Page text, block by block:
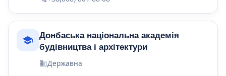
Донбаська національна академія
будівництва і архітектури
Державна